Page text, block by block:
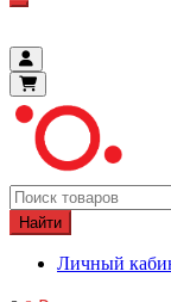
Найти
Личный